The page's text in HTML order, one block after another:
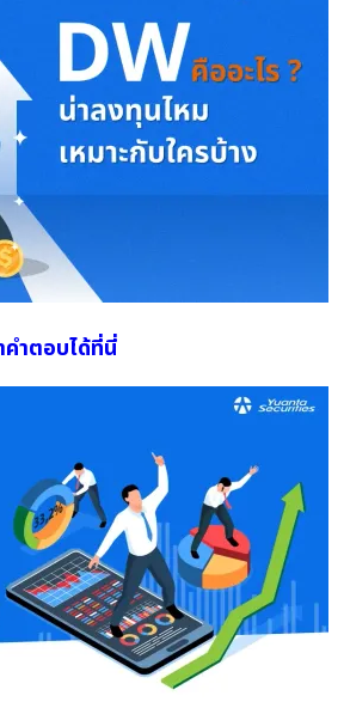
คำตอบได้ที่นี่